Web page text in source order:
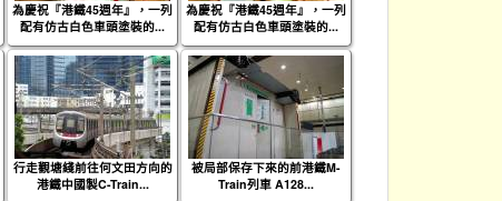
為慶祝『港鐵45週年』，一列
配有仿古白色車頭塗裝的...
為慶祝『港鐵45週年』，一列
配有仿古白色車頭塗裝的...
行走觀塘綫前往何文田方向的
港鐵中國製C-Train...
被局部保存下來的前港鐵M-
Train列車 A128...